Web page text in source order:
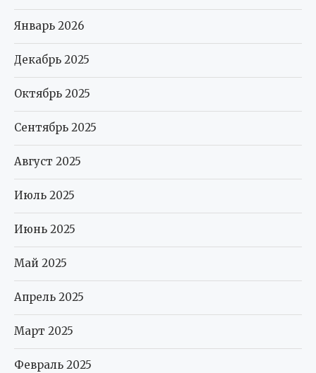
Январь 2026
Декабрь 2025
Октябрь 2025
Сентябрь 2025
Август 2025
Июль 2025
Июнь 2025
Май 2025
Апрель 2025
Март 2025
Февраль 2025